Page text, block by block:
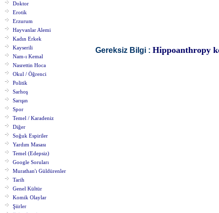
Doktor
Erotik
Erzurum
Hayvanlar Alemi
Kadın Erkek
Kayserili
Nam-ı Kemal
Nasrettin Hoca
Okul / Öğrenci
Politik
Sarhoş
Sarışın
Spor
Temel / Karadeniz
Diğer
Soğuk Espiriler
Yardım Masası
Temel (Edepsiz)
Google Soruları
Murathan'ı Güldürenler
Tarih
Genel Kültür
Komik Olaylar
Şiirler
Gereksiz Bilgi : Hippoanthropy